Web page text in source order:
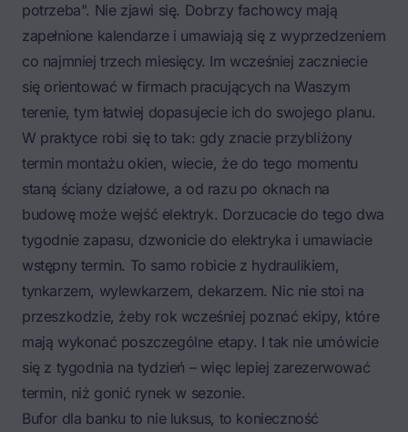
potrzeba". Nie zjawi się. Dobrzy fachowcy mają
zapełnione kalendarze i umawiają się z wyprzedzeniem
co najmniej trzech miesięcy. Im wcześniej zaczniecie
się orientować w firmach pracujących na Waszym
terenie, tym łatwiej dopasujecie ich do swojego planu.
W praktyce robi się to tak: gdy znacie przybliżony
termin montażu okien, wiecie, że do tego momentu
staną ściany działowe, a od razu po oknach na
budowę może wejść elektryk. Dorzucacie do tego dwa
tygodnie zapasu, dzwonicie do elektryka i umawiacie
wstępny termin. To samo robicie z hydraulikiem,
tynkarzem, wylewkarzem, dekarzem. Nic nie stoi na
przeszkodzie, żeby rok wcześniej poznać ekipy, które
mają wykonać poszczególne etapy. I tak nie umówicie
się z tygodnia na tydzień – więc lepiej zarezerwować
termin, niż gonić rynek w sezonie.
Bufor dla banku to nie luksus, to konieczność